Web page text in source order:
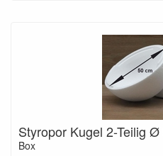
Styropor Kugel 2-Teilig
Box